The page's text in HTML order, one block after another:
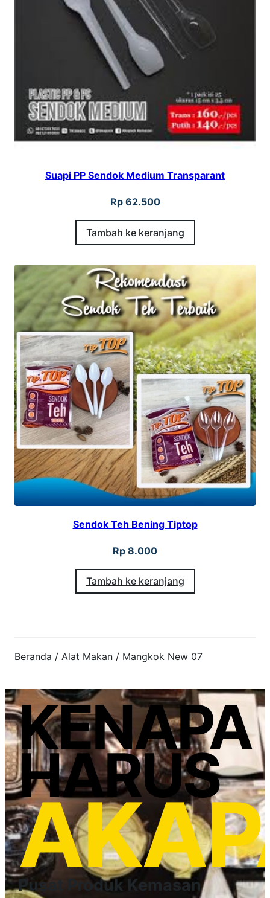
Suapi PP Sendok Medium Transparant
Rp62.500
Tambah ke keranjang
Sendok Teh Bening Tiptop
Rp 8.000
Tambah ke keranjang
Beranda / Alat Makan / Mangkok New 07
KENAPA
HARUS
Pusat Produk Kemasan